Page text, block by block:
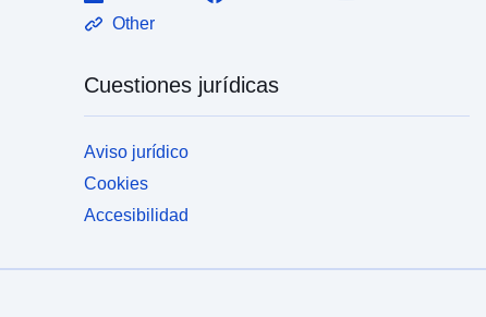
Other
Cuestiones jurídicas
Aviso jurídico
Cookies
Accesibilidad